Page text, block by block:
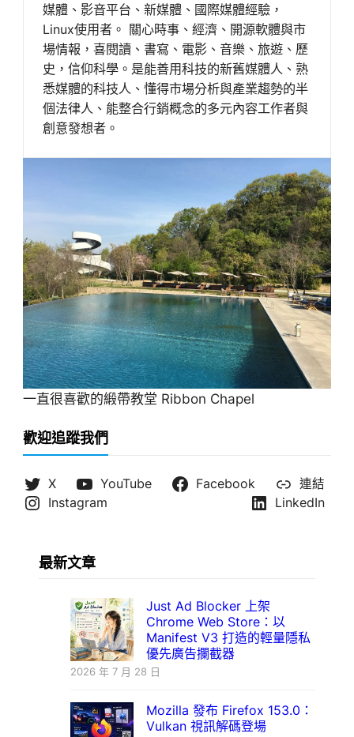
媒體、影音平台、新媒體、國際媒體經驗，
Linux使用者。 關心時事、經濟、開源軟體與市
場情報，喜閱讀、書寫、電影、音樂、旅遊、歷
史，信仰科學。是能善用科技的新舊媒體人、熟
悉媒體的科技人、懂得市場分析與產業趨勢的半
個法律人、能整合行銷概念的多元內容工作者與
創意發想者。
一直很喜歡的緞帶教堂 Ribbon Chapel
歡迎追蹤我們
X YouTube Facebook
連結
Instagram
LinkedIn
最新文章
Just Ad Blocker 上架
Chrome Web Store：以
Manifest V3 打造的輕量隱私
優先廣告攔截器
2026 年 7 月 28 日
Mozilla 發布 Firefox 153.0：
Vulkan 視訊解碼登場